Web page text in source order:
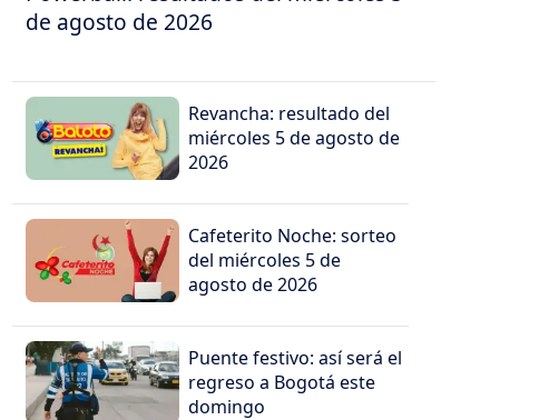
de agosto de 2026
Revancha: resultado del
miércoles 5 de agosto de
2026
Cafeterito Noche: sorteo
del miércoles 5 de
agosto de 2026
Puente festivo: así será el
regreso a Bogotá este
domingo